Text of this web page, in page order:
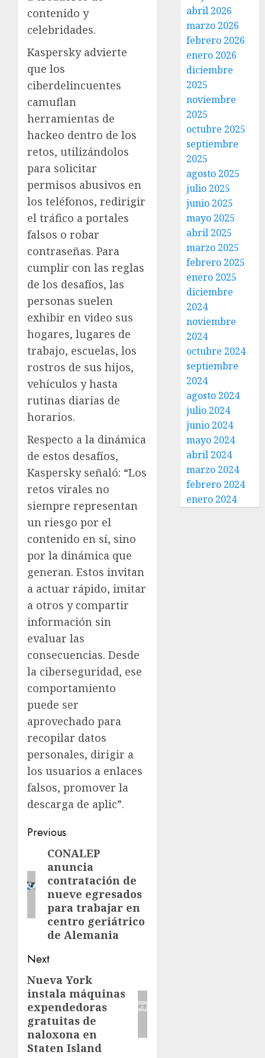
contenido y
celebridades.
Kaspersky advierte
que los
ciberdelincuentes
camuflan
herramientas de
hackeo dentro de los
retos, utilizándolos
para solicitar
permisos abusivos en
los teléfonos, redirigir
el tráfico a portales
falsos o robar
contraseñas. Para
cumplir con las reglas
de los desafíos, las
personas suelen
exhibir en video sus
hogares, lugares de
trabajo, escuelas, los
rostros de sus hijos,
vehículos y hasta
rutinas diarias de
horarios.
Respecto a la dinámica
de estos desafíos,
Kaspersky señaló: “Los
retos virales no
siempre representan
un riesgo por el
contenido en sí, sino
por la dinámica que
generan. Estos invitan
a actuar rápido, imitar
a otros y compartir
información sin
evaluar las
consecuencias. Desde
la ciberseguridad, ese
comportamiento
puede ser
aprovechado para
recopilar datos
personales, dirigir a
los usuarios a enlaces
falsos, promover la
descarga de aplic”.
Previous
CONALEP
anuncia
contratación de
nueve egresados
para trabajar en
centro geriátrico
de Alemania
Next
Nueva York
instala máquinas
expendedoras
gratuitas de
naloxona en
Staten Island
abril 2026
marzo 2026
febrero 2026
enero 2026
diciembre
2025
noviembre
2025
octubre 2025
septiembre
2025
agosto 2025
julio 2025
junio 2025
mayo 2025
abril 2025
marzo 2025
febrero 2025
enero 2025
diciembre
2024
noviembre
2024
octubre 2024
septiembre
2024
agosto 2024
julio 2024
junio 2024
mayo 2024
abril 2024
marzo 2024
febrero 2024
enero 2024